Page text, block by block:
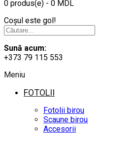
0 produs(e) - 0 MDL
Coșul este gol!
Sună acum:
+373 79 115 553
Meniu
FOTOLII
Fotolii birou
Scaune birou
Accesorii